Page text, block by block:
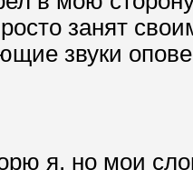
занят
звуки
я, но мои